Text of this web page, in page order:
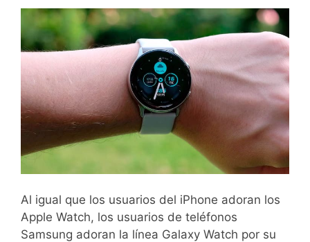
Al igual que los usuarios del iPhone adoran los
Apple Watch, los usuarios de teléfonos
Samsung adoran la línea Galaxy Watch por su